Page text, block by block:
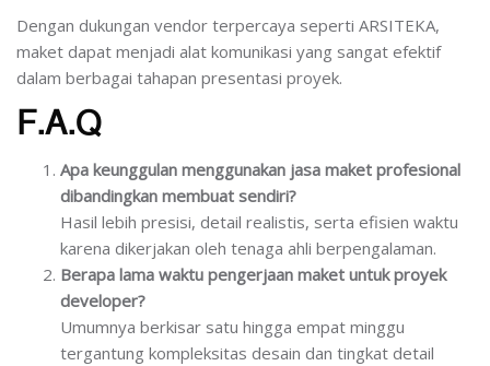
Dengan dukungan vendor terpercaya seperti ARSITEKA,
maket dapat menjadi alat komunikasi yang sangat efektif
dalam berbagai tahapan presentasi proyek.
F.A.Q
Apa keunggulan menggunakan jasa maket profesional
dibandingkan membuat sendiri?
Hasil lebih presisi, detail realistis, serta efisien waktu
karena dikerjakan oleh tenaga ahli berpengalaman.
Berapa lama waktu pengerjaan maket untuk proyek
developer?
Umumnya berkisar satu hingga empat minggu
tergantung kompleksitas desain dan tingkat detail